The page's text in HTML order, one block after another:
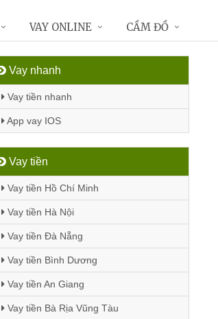
Vay nhanh
Vay tiền nhanh
App vay IOS
Vay tiền
Vay tiền Hồ Chí Minh
Vay tiền Hà Nội
Vay tiền Đà Nẵng
Vay tiền Bình Dương
Vay tiền An Giang
Vay tiền Bà Rịa Vũng Tàu
VAY ONLINE CẦM ĐỒ